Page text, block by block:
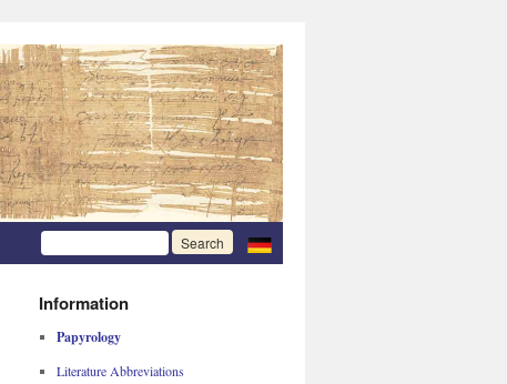
Information
Papyrology
Literature Abbreviations